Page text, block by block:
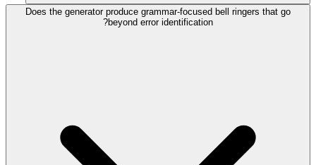
Does the generator produce grammar-focused bell ringers that go
beyond error identification?